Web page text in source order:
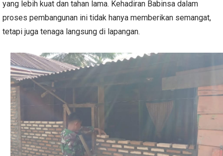
yang lebih kuat dan tahan lama. Kehadiran Babinsa dalam
proses pembangunan ini tidak hanya memberikan semangat,
tetapi juga tenaga langsung di lapangan.